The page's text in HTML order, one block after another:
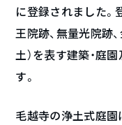
に登録されました。
王院跡、無量光院跡
土）を表す建築・庭
す。
毛越寺の浄土式庭